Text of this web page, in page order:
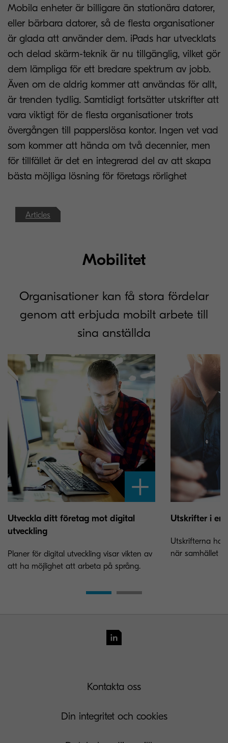
Mobila enheter är billigare än stationära datorer,
eller bärbara datorer, så de flesta organisationer
är glada att använder dem. iPads har utvecklats
och delad skärm-teknik är nu tillgänglig, vilket gör
dem lämpliga för ett bredare spektrum av jobb.
Även om de aldrig kommer att användas för allt,
är trenden tydlig. Samtidigt fortsätter utskrifter att
vara viktigt för de flesta organisationer trots
övergången till papperslösa kontor. Ingen vet vad
som kommer att hända om två decennier, men
för tillfället är det en integrerad del av att skapa
bästa möjliga lösning för företags rörlighet
Articles
Mobilitet
Organisationer kan få stora fördelar
genom att erbjuda mobilt arbete till
sina anställda
Utveckla ditt företag mot digital
utveckling
Planer för digital utveckling visar vikten av
att ha möjlighet att arbeta på språng.
Utskrifter i en
Utskrifterna har
när samhället
Kontakta oss
Din integritet och cookies